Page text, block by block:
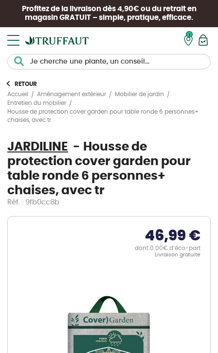
Profitez de la livraison dès 4,90€ ou du retrait en
magasin GRATUIT – simple, pratique, efficace.
RETOUR
Accueil
Aménagement extérieur
Mobilier de jardin
Entretien du mobilier
Housse de protection cover garden pour table ronde 6 personnes+
chaises, avec tr
JARDILINE
Housse de
protection cover garden pour
table ronde 6 personnes+
chaises, avec tr
Réf. : 9fb0cc8b
46,99 €
dont 0.00€ d’éco-part
Livraison gratuite